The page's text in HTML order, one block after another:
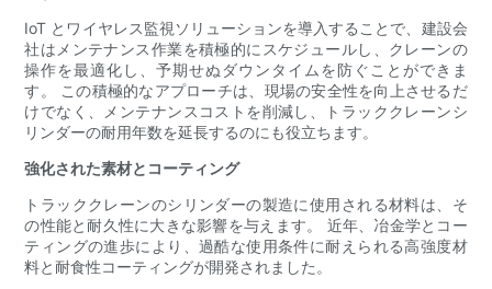
IoT とワイヤレス監視ソリューションを導入することで、建設会
社はメンテナンス作業を積極的にスケジュールし、クレーンの
操作を最適化し、予期せぬダウンタイムを防ぐことができま
す。 この積極的なアプローチは、現場の安全性を向上させるだ
けでなく、メンテナンスコストを削減し、トラッククレーンシ
リンダーの耐用年数を延長するのにも役立ちます。
強化された素材とコーティング
トラッククレーンのシリンダーの製造に使用される材料は、そ
の性能と耐久性に大きな影響を与えます。 近年、冶金学とコー
ティングの進歩により、過酷な使用条件に耐えられる高強度材
料と耐食性コーティングが開発されました。